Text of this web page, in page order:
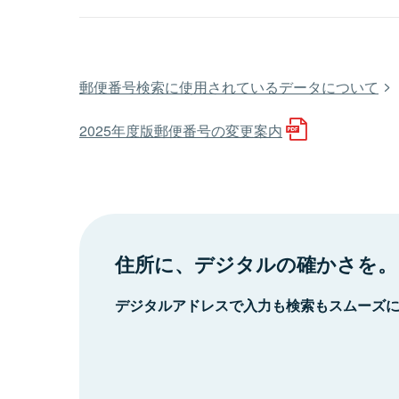
郵便番号検索に使用されているデータについて
2025年度版郵便番号の変更案内
住所に、デジタルの確かさを。
デジタルアドレスで入力も検索もスムーズ